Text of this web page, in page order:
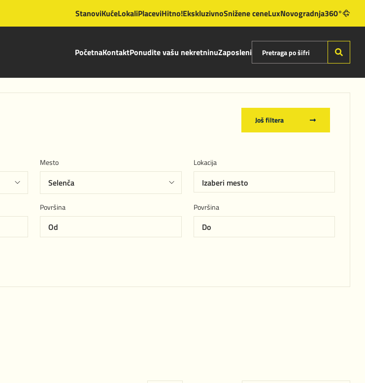
StanoviKućeLokaliPlaceviHitno!EkskluzivnoSnižene ceneLuxNovogradnja360°
PočetnaKontaktPonudite vašu nekretninuZaposleni
Još filtera
Mesto Lokacija
Izaberi mesto
Površina Površina